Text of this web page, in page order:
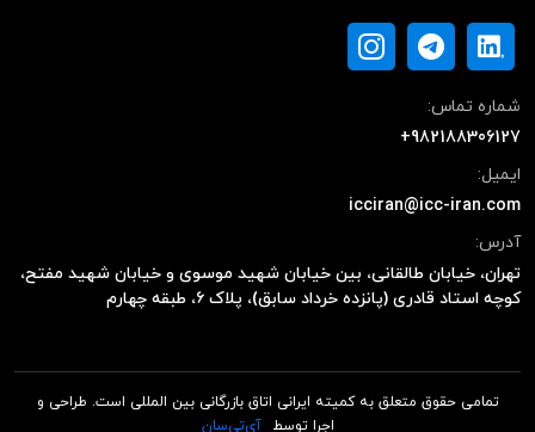
شماره تماس:
+982188306127
ایمیل:
icciran@icc-iran.com
آدرس:
تهران، خیابان طالقانی، بین خیابان شهید موسوی و خیابان شهید مفتح،
کوچه استاد قادری (پانزده خرداد سابق)، پلاک ۶، طبقه چهارم
تمامی حقوق متعلق به کمیته ایرانی اتاق بازرگانی بین المللی است. طراحی و
اجرا توسط
آی‌تی‌سان